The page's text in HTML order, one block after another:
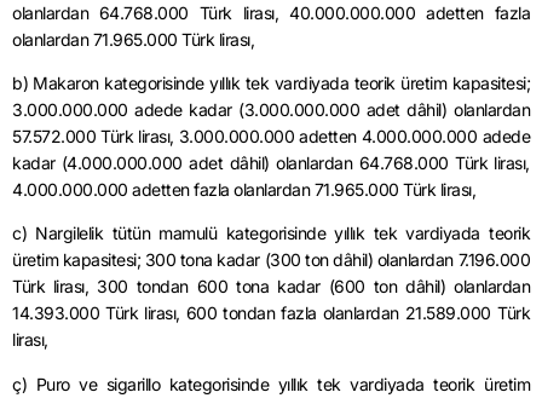
olanlardan 64.768.000 Türk lirası, 40.000.000.000 adetten fazla
olanlardan 71.965.000 Türk lirası,
b) Makaronkategorisinde yıllık tek vardiyada teorik üretim kapasitesi;
3.000.000.000 adede kadar (3.000.000.000 adet dâhil) olanlardan
57.572.000 Türk lirası, 3.000.000.000 adetten 4.000.000.000 adede
kadar (4.000.000.000 adet dâhil) olanlardan 64.768.000 Türk lirası,
4.000.000.000 adetten fazla olanlardan 71.965.000 Türk lirası,
c) Nargilelik tütün mamulü kategorisinde yıllık tek vardiyada teorik
üretim kapasitesi; 300 tona kadar (300 ton dâhil) olanlardan 7.196.000
Türk lirası, 300 tondan 600 tona kadar (600 ton dâhil) olanlardan
14.393.000 Türk lirası, 600 tondan fazla olanlardan 21.589.000 Türk
lirası,
ç) Puro ve sigarillokategorisinde yıllık tek vardiyada teorik üretim